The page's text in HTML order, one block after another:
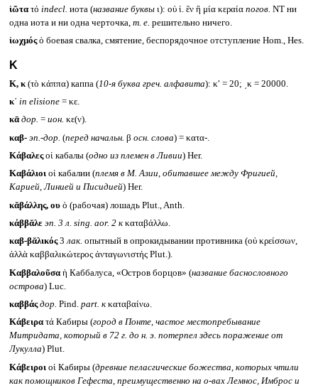
ἰῶτατό indecl. иота (название буквыι): οὐ ἰ. ἓν ἢ μία κεραία погов. NT ни
одна иота и ни одна черточка, т. е. решительно ничего.
ἰωχμόςὁ боевая свалка, смятение, беспорядочное отступление Hom., Hes.
Κ
Κ, κ(τὸ κάππα) каппа (10-я буква греч. алфавита): κʹ = 20; ͵κ = 20000.
κ᾽ in elisione= κε.
κᾱ дор. = ион. κε(ν).
καβ- эп.-дор. (перед начальн. β осн. слова) = κατα-.
Κάβαλεςοἱ кабалы (одно из племен в Ливии) Her.
Καβάλιοιοἱ кабалии (племя в М. Азии, обитавшее между Фригией,
Карией, Линией и Писидией) Her.
κᾰβάλλης, ουὁ (рабочая) лошадь Plut., Anth.
κάββᾰλε эп. 3 л. sing. aor. 2 кκαταβάλλω.
καβ-βᾰλικός3лак. опытный в опрокидывании противника (οὐ κρείσσων,
ἀλλὰ καββαλικώτερος ἀνταγωνιστής Plut.).
Καββαλοῦσαἡ Каббалуса, «Остров борцов» (название баснословного
острова) Luc.
καββάς дор. Pind.part. кκαταβαίνω.
Κάβειρατά Кабиры (город в Понте, частое местопребывание
Митридата, который в 72 г. до н. э. потерпел здесь поражение от
Лукулла) Plut.
Κάβειροιοἱ Кабиры (древние пеласгические божества, которых чтили
как помощников Гефеста, преимущественно на о-вах Лемнос, Имброс и